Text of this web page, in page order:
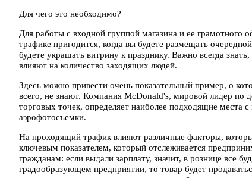
Для чего это необходимо?
Для работы с входной группой магазина и ее
трафике пригодится, когда вы будете размещать
будете украшать витрину к празднику. Важно всегда
влияют на количество заходящих людей.
Здесь можно привести очень показательный пример, о
всего, не знают. Компания McDonald's, мировой лидер
торговых точек, определяет наиболее подходящие
аэрофотосъемки.
На проходящий трафик влияют различные факторы,
ключевым показателем, который отслеживается
гражданам: если выдали зарплату, значит, в рознице все
градообразующем предприятии, то товар будет